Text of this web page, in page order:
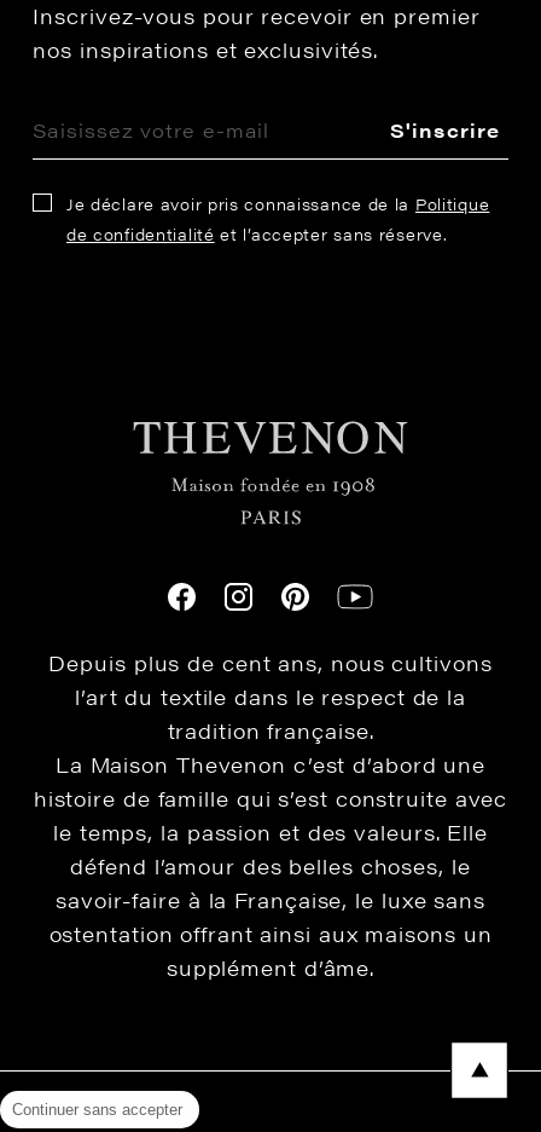
Inscrivez-vous pour recevoir en premier
nos inspirations et exclusivités.
S'inscrire
Je déclare avoir pris connaissance de la Politique
de confidentialité et l’accepter sans réserve.
Depuis plus de cent ans, nous cultivons
l’art du textile dans le respect de la
tradition française.
La Maison Thevenon c’est d’abord une
histoire de famille qui s’est construite avec
le temps, la passion et des valeurs. Elle
défend l’amour des belles choses, le
savoir-faire à la Française, le luxe sans
ostentation offrant ainsi aux maisons un
supplément d’âme.
Continuer sans accepter